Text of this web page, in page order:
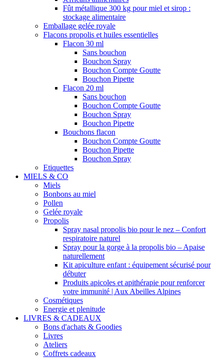
Fût métallique 300 kg pour miel et sirop :
stockage alimentaire
Emballage gelée royale
Flacons propolis et huiles essentielles
Flacon 30 ml
Sans bouchon
Bouchon Spray
Bouchon Compte Goutte
Bouchon Pipette
Flacon 20 ml
Sans bouchon
Bouchon Compte Goutte
Bouchon Spray
Bouchon Pipette
Bouchons flacon
Bouchon Compte Goutte
Bouchon Pipette
Bouchon Spray
Etiquettes
MIELS & CO
Miels
Bonbons au miel
Pollen
Gelée royale
Propolis
Spray nasal propolis bio pour le nez – Confort
respiratoire naturel
Spray pour la gorge à la propolis bio – Apaise
naturellement
Kit apiculture enfant : équipement sécurisé pour
débuter
Produits apicoles et apithérapie pour renforcer
votre immunité | Aux Abeilles Alpines
Cosmétiques
Energie et plenitude
LIVRES & CADEAUX
Bons d'achats & Goodies
Livres
Ateliers
Coffrets cadeaux